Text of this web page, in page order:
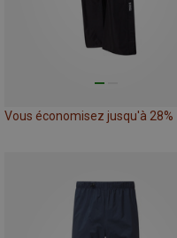
Vous économisez jusqu'à 28%